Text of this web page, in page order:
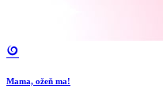
Mama, ožeň ma!